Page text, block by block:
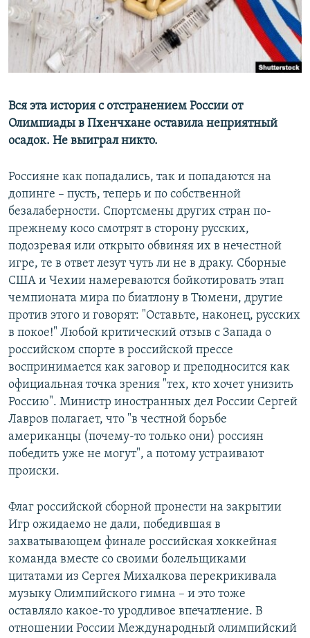
ПОБЕДИТЕЛЕЙ НЕ СУДЯТ?
КРЫМ.НЕПОКОРЕННЫЙ
ELIFBE
ПРИСОЕДИНЯЙТЕСЬ!
Все сайты RFE/RL
Вся эта история с отстранением России от
Олимпиады в Пхенчхане оставила неприятный
осадок. Не выиграл никто.
Россияне как попадались, так и попадаются на
допинге – пусть, теперь и по собственной
безалаберности. Спортсмены других стран по-
прежнему косо смотрят в сторону русских,
подозревая или открыто обвиняя их в нечестной
игре, те в ответ лезут чуть ли не в драку. Сборные
США и Чехии намереваются бойкотировать этап
чемпионата мира по биатлону в Тюмени, другие
против этого и говорят: "Оставьте, наконец, русских
в покое!" Любой критический отзыв с Запада о
российском спорте в российской прессе
воспринимается как заговор и преподносится как
официальная точка зрения "тех, кто хочет унизить
Россию". Министр иностранных дел России Сергей
Лавров полагает, что "в честной борьбе
американцы (почему-то только они) россиян
победить уже не могут", а потому устраивают
происки.
Флаг российской сборной пронести на закрытии
Игр ожидаемо не дали, победившая в
захватывающем финале российская хоккейная
команда вместе со своими болельщиками
цитатами из Сергея Михалкова перекрикивала
музыку Олимпийского гимна – и это тоже
оставляло какое-то уродливое впечатление. В
отношении России Международный олимпийский